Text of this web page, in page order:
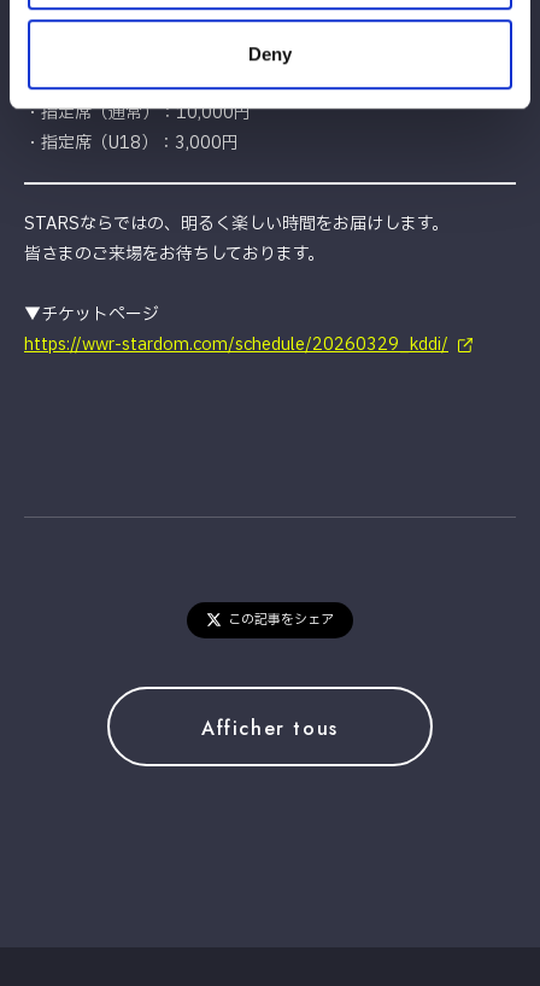
Deny
■チケット席種・価格
・集合写真撮影付きチケット：15,000円
・指定席（通常）：10,000円
・指定席（U18）：3,000円
STARSならではの、明るく楽しい時間をお届けします。
皆さまのご来場をお待ちしております。
▼チケットページ
https://wwr-stardom.com/schedule/20260329_kddi/
この記事をシェア
Afficher tous